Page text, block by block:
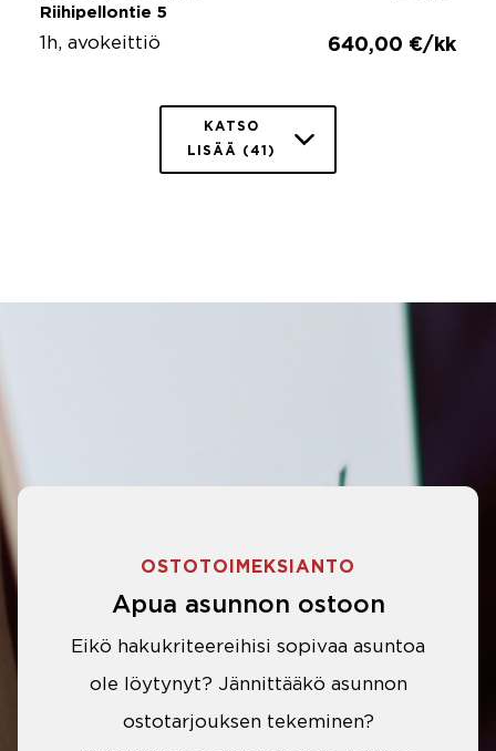
Riihipellontie 5
1h, avokeittiö 640,00 €/kk
KATSO
LISÄÄ (41)
OSTOTOIMEKSIANTO
Apua asunnon ostoon
Eikö hakukriteereihisi sopivaa asuntoa
ole löytynyt? Jännittääkö asunnon
ostotarjouksen tekeminen?